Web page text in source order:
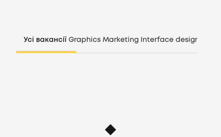
Увійти
Усі вакансії Graphics Marketing Interface design